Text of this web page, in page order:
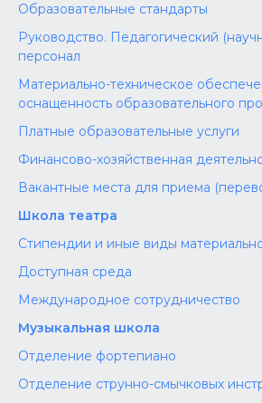
Образовательные стандарты
Руководство. Педагогический
персонал
Материально-техническое
оснащенность образовательного
Платные образовательные услуги
Финансово-хозяйственная
Вакантные места для приема
Школа театра
Стипендии и иные виды
Доступная среда
Международное сотрудничество
Музыкальная школа
Отделение фортепиано
Отделение струнно-смычковых